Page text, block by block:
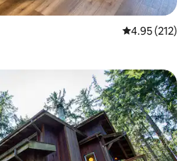
औसत रेटिंग 5 में से
4.95 (212)